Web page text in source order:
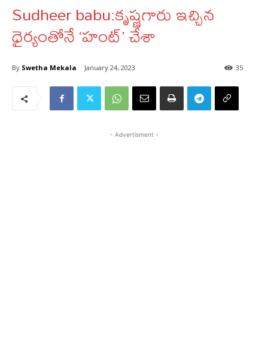
Sudheer babu:కృష్ణగారు ఇచ్చిన
ధైర్యంతోనే ‘హంట్’ చేశా
By Swetha Mekala January 24, 2023 35
- Advertisment -